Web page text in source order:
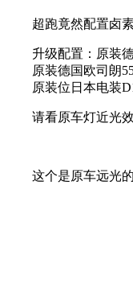
超跑竟然配置卤素
升级配置：原装德
原装德国欧司朗
原装位日本电装
请看原车灯近光
这个是原车远光